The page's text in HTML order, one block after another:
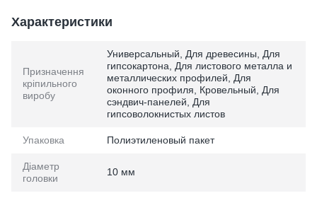
Характеристики
Призначення
кріпильного
виробу
Универсальный, Для древесины, Для
гипсокартона, Для листового металла и
металлических профилей, Для
оконного профиля, Кровельный, Для
сэндвич-панелей, Для
гипсоволокнистых листов
Упаковка Полиэтиленовый пакет
Діаметр
головки
10 мм